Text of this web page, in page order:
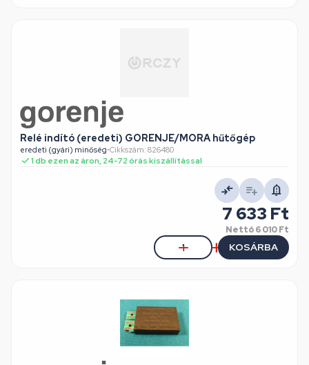
Relé indító (eredeti) GORENJE/MORA hűtőgép
eredeti (gyári) minőség•Cikkszám: 826480
1 db ezen az áron, 24-72 órás kiszállítással
7 633 Ft
Nettó6 010 Ft
KOSÁRBA